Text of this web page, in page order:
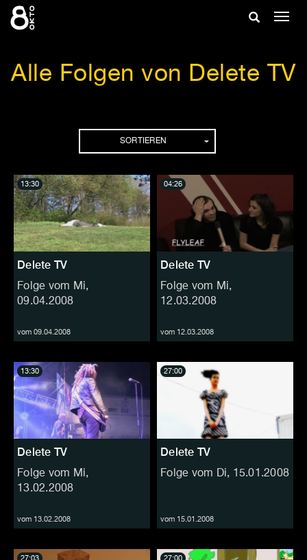
Zum
Inhalt
Suche
Alle Folgen von Delete TV
SORTIEREN
Delete TV
Folge vom Mi,
09.04.2008
vom 09.04.2008
13:30
Delete TV
Folge vom Mi,
12.03.2008
vom 12.03.2008
04:26
Delete TV
Folge vom Mi,
13.02.2008
vom 13.02.2008
13:30
Delete TV
Folge vom Di, 15.01.2008
vom 15.01.2008
27:00
27:03 27:00